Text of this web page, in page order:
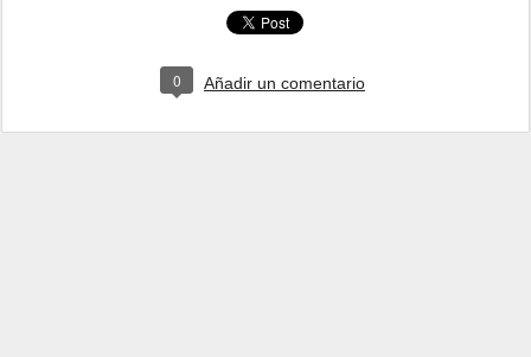
0 Añadir un comentario